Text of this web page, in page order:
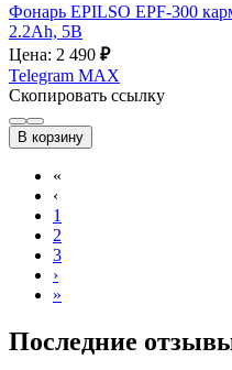
Фонарь EPILSO EPF-300
2.2Ah, 5B
Цена: 2 490 ₽
Telegram MAX
Скопировать ссылку
В корзину
«
‹
1
2
3
›
»
Последние